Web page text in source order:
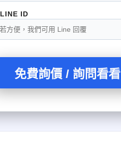
LINE ID
免費詢價 / 詢問看看